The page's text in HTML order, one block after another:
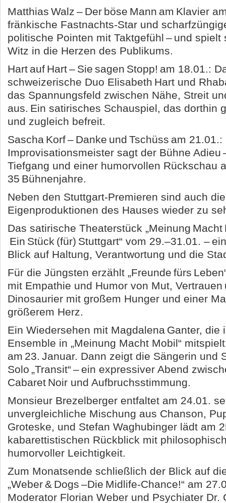
Matthias Walz – Der böse Mann am Klavier
fränkische Fastnachts-Star und
politische Pointen mit Taktgefühl – und
Witz in die Herzen des Publikums.
Hart auf Hart – Sie sagen Stopp! am 18.01.:
schweizerische Duo Elisabeth Hart und
das Spannungsfeld zwischen Nähe, Streit
aus. Ein satirisches Schauspiel, das dorthin
und zugleich befreit.
Sascha Korf – Danke und Tschüss am
Improvisationsmeister sagt der Bühne Adieu
Tiefgang und einer humorvollen Rückschau
35 Bühnenjahre.
Neben den Stuttgart-Premieren sind auch die
Eigenproduktionen des Hauses wieder zu
Das satirische Theaterstück „Meinung Macht
Ein Stück (für) Stuttgart“ vom 29.–31.01. –
Blick auf Haltung, Verantwortung und die
Für die Jüngsten erzählt „Freunde fürs
mit Empathie und Humor von Mut, Vertrauen
Dinosaurier mit großem Hunger und einer
größerem Herz.
Ein Wiedersehen mit Magdalena Ganter, die
Ensemble in „Meinung Macht Mobil“
am 23. Januar. Dann zeigt die Sängerin und
Solo „Transit“ – ein expressiver Abend
Cabaret Noir und Aufbruchsstimmung.
Monsieur Brezelberger entfaltet am 24.01.
unvergleichliche Mischung aus Chanson,
Groteske, und Stefan Waghubinger lädt am
kabarettistischen Rückblick mit
humorvoller Leichtigkeit.
Zum Monatsende schließlich der Blick auf
„Weber & Dogs –Die Midlife‑Chance!“ am
Moderator Florian Weber und Psychiater Dr.